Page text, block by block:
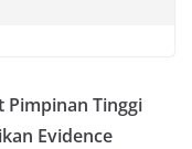
Pimpinan Tinggi
Evidence